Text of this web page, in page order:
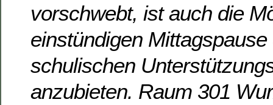
vorschwebt, ist auch die
einstündigen
schulischen
anzubieten. Raum 301